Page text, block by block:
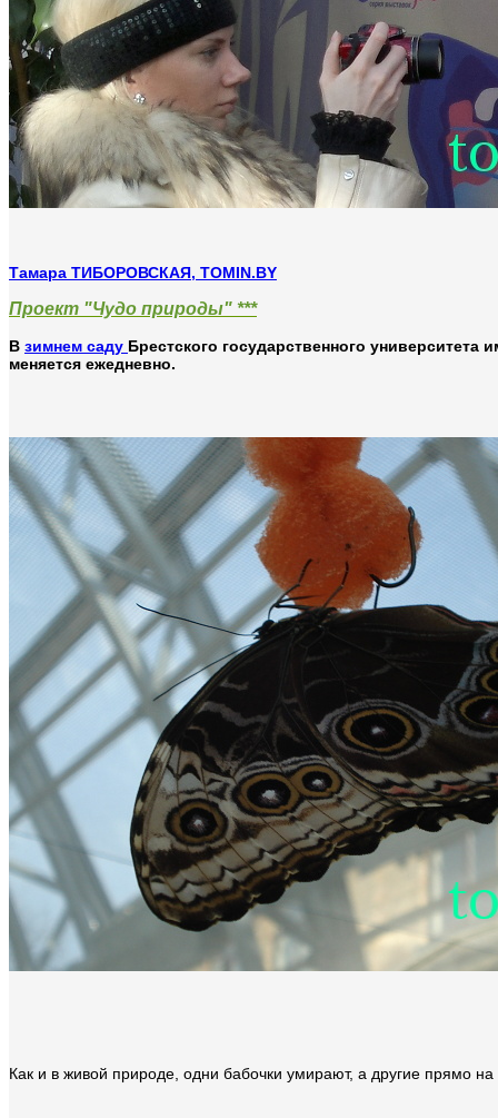
Тамара ТИБОРОВСКАЯ, TOMIN.BY
Проект "Чудо природы" ***
В зимнем саду Брестского государственного
меняется ежедневно.
Как и в живой природе, одни бабочки умирают, а другие прямо на